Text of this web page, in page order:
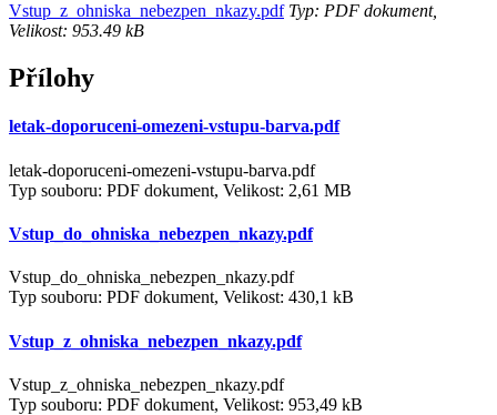
Vstup_z_ohniska_nebezpen_nkazy.pdfTyp: PDF dokument,
Velikost: 953.49 kB
Přílohy
letak-doporuceni-omezeni-vstupu-barva.pdf
letak-doporuceni-omezeni-vstupu-barva.pdf
Typ souboru: PDF dokument, Velikost: 2,61 MB
Vstup_do_ohniska_nebezpen_nkazy.pdf
Vstup_do_ohniska_nebezpen_nkazy.pdf
Typ souboru: PDF dokument, Velikost: 430,1 kB
Vstup_z_ohniska_nebezpen_nkazy.pdf
Vstup_z_ohniska_nebezpen_nkazy.pdf
Typ souboru: PDF dokument, Velikost: 953,49 kB